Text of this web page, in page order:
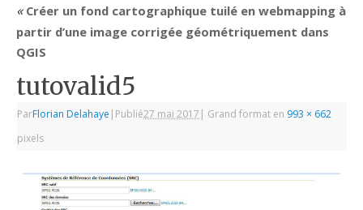
«Créer un fond cartographique tuilé en webmapping à
partir d’une image corrigée géométriquement dans
QGIS
tutovalid5
ParFlorian Delahaye | Publié27 mai 2017 | Grand format en 993 × 662
pixels